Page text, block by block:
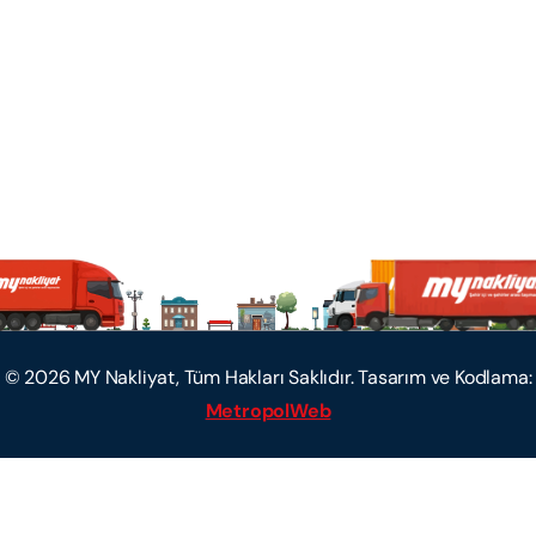
© 2026 MY Nakliyat, Tüm Hakları Saklıdır. Tasarım ve Kodlama:
MetropolWeb